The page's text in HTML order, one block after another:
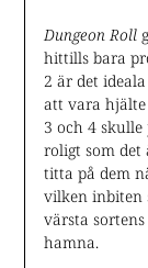
Dungeon Roll
hittills bara
2 är det
att vara hjälte
3 och 4
roligt som
titta på dem
vilken inbiten
värsta sortens
hamna.